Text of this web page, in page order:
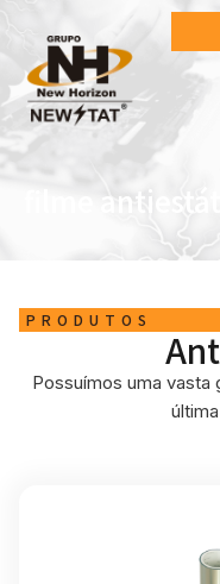
filme
PRODUTOS
Possuímos uma